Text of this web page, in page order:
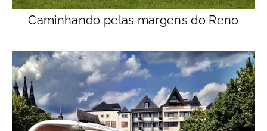
Caminhando pelas margens do Reno